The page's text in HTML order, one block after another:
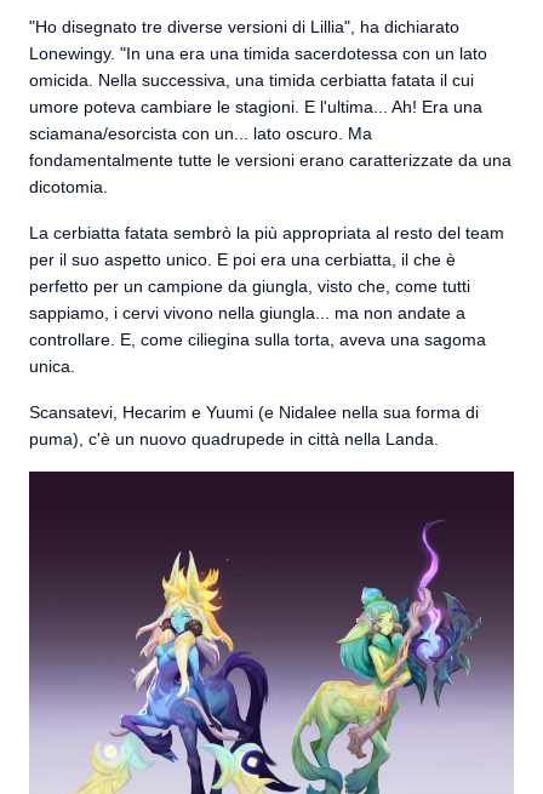
"Ho disegnato tre diverse versioni di Lillia", ha dichiarato
Lonewingy. "In una era una timida sacerdotessa con un lato
omicida. Nella successiva, una timida cerbiatta fatata il cui
umore poteva cambiare le stagioni. E l'ultima... Ah! Era una
sciamana/esorcista con un... lato oscuro. Ma
fondamentalmente tutte le versioni erano caratterizzate da una
dicotomia.
La cerbiatta fatata sembrò la più appropriata al resto del team
per il suo aspetto unico. E poi era una cerbiatta, il che è
perfetto per un campione da giungla, visto che, come tutti
sappiamo, i cervi vivono nella giungla... ma non andate a
controllare. E, come ciliegina sulla torta, aveva una sagoma
unica.
Scansatevi, Hecarim e Yuumi (e Nidalee nella sua forma di
puma), c'è un nuovo quadrupede in città nella Landa.